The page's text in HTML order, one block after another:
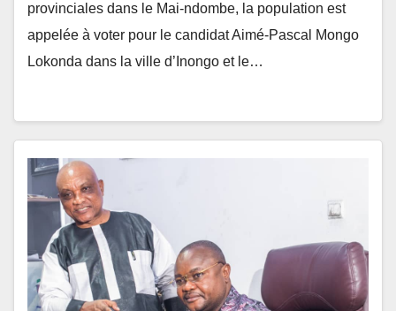
provinciales dans le Mai-ndombe, la population est
appelée à voter pour le candidat Aimé-Pascal Mongo
Lokonda dans la ville d’Inongo et le…